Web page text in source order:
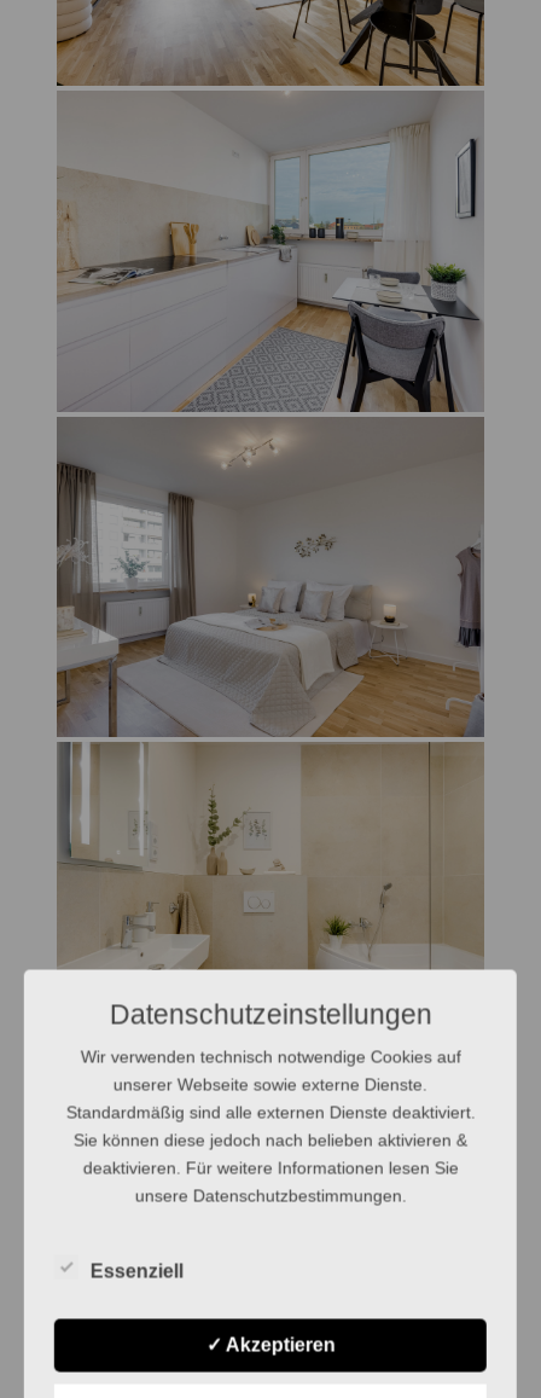
Datenschutzeinstellungen
Wir verwenden technisch notwendige Cookies auf
unserer Webseite sowie externe Dienste.
Standardmäßig sind alle externen Dienste deaktiviert.
Sie können diese jedoch nach belieben aktivieren &
deaktivieren. Für weitere Informationen lesen Sie
unsere Datenschutzbestimmungen.
Essenziell
✓ Akzeptieren